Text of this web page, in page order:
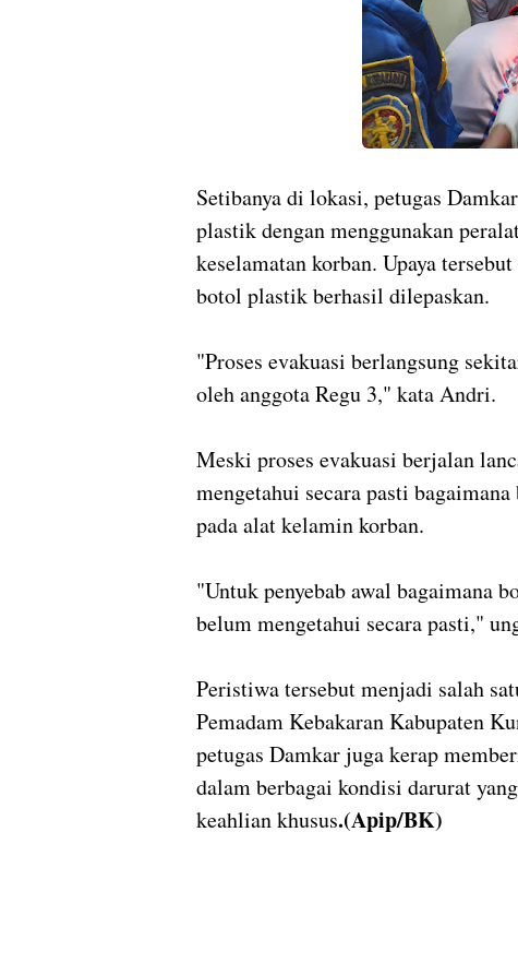
Setibanya di lokasi, petugas
plastik dengan menggunakan
keselamatan korban. Upaya
botol plastik berhasil dilepaskan.
"Proses evakuasi berlangsung
oleh anggota Regu 3," kata Andri.
Meski proses evakuasi berjalan
mengetahui secara pasti
pada alat kelamin korban.
"Untuk penyebab awal bagaimana
belum mengetahui secara pasti,"
Peristiwa tersebut menjadi salah
Pemadam Kebakaran Kabupaten
petugas Damkar juga kerap
dalam berbagai kondisi darurat
keahlian khusus.(Apip/BK)